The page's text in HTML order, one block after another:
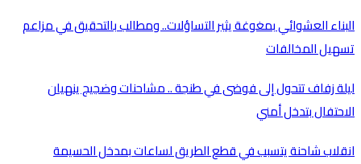
البناء العشوائي بمغوغة يثير التساؤلات.. ومطالب بالتحقيق في مزاعم
تسهيل المخالفات
ليلة زفاف تتحول إلى فوضى في طنجة .. مشاحنات وضجيج ينهيان
الاحتفال بتدخل أمني
انقلاب شاحنة يتسبب في قطع الطريق لساعات بمدخل الحسيمة